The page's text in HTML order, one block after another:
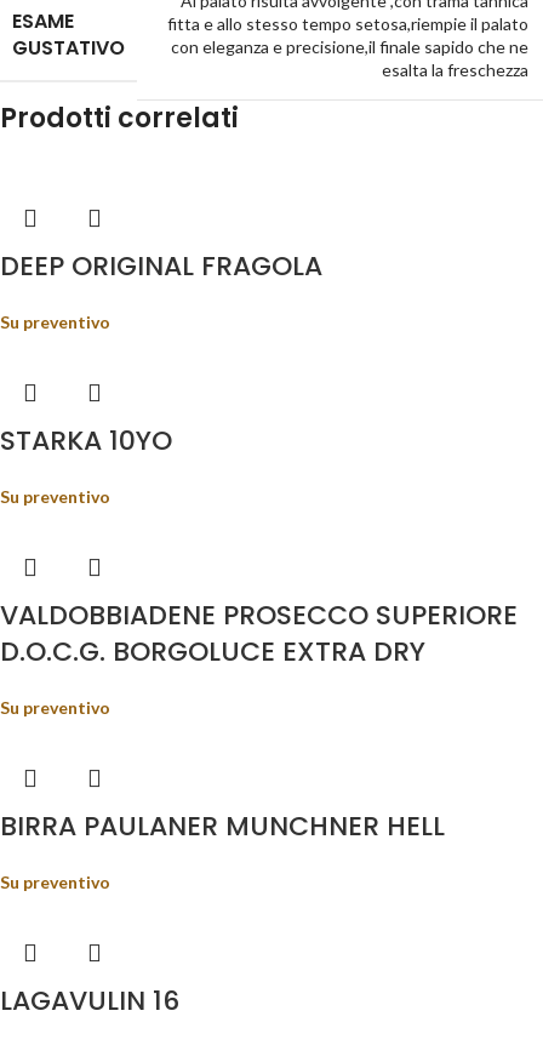
ESAME
GUSTATIVO
fitta e allo stesso tempo setosa,riempie il palato
con eleganza e precisione,il finale sapido che ne
esalta la freschezza
Prodotti correlati
DEEP ORIGINAL FRAGOLA
Su preventivo
STARKA 10YO
Su preventivo
VALDOBBIADENE PROSECCO SUPERIORE
D.O.C.G. BORGOLUCE EXTRA DRY
Su preventivo
BIRRA PAULANER MUNCHNER HELL
Su preventivo
LAGAVULIN 16